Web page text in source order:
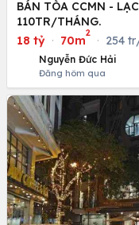
BÁN TÒA CCMN -
110TR/THÁNG.
18 tỷ · 70m
2
· 254
Nguyễn Đức Hải
Đăng hôm qua